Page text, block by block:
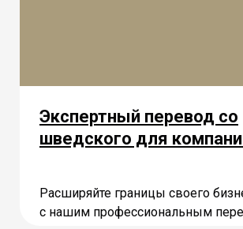
Экспертный перевод со
шведского для
Расширяйте границы своего
с нашим профессиональным